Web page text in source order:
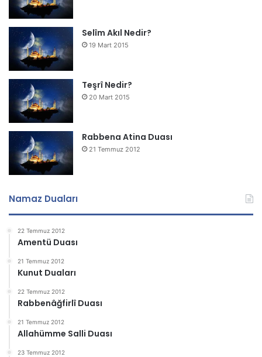
Selîm Akıl Nedir?
19 Mart 2015
Teşrî Nedir?
20 Mart 2015
Rabbena Atina Duası
21 Temmuz 2012
Namaz Duaları
22 Temmuz 2012
Amentü Duası
21 Temmuz 2012
Kunut Duaları
22 Temmuz 2012
Rabbenâğfirlî Duası
21 Temmuz 2012
Allahümme Salli Duası
23 Temmuz 2012